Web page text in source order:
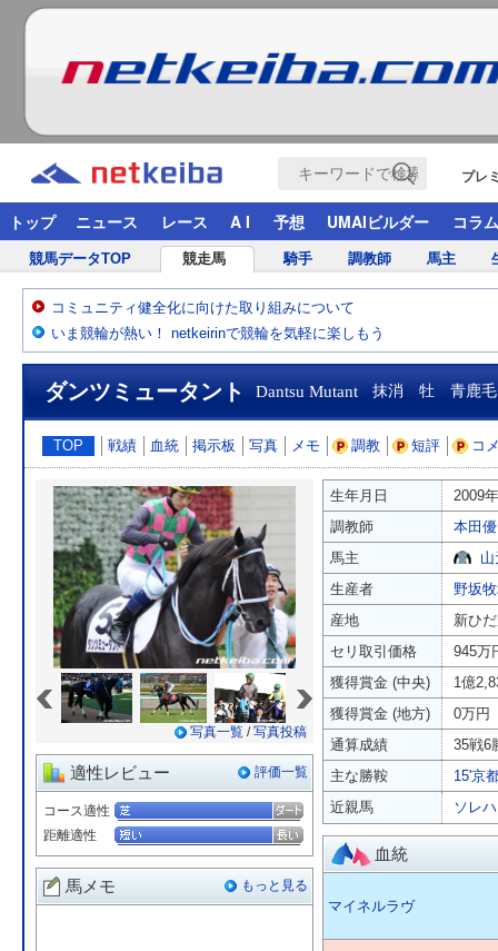
プレ
トップ ニュース レース A I 予想 UMAIビルダー コラム
競馬データTOP 競走馬 騎手 調教師 馬主
コミュニティ健全化に向けた取り組みについて
いま競輪が熱い！ netkeirinで競輪を気軽に楽しもう
ダンツミュータント Dantsu Mutant 抹消 牡 青鹿毛
TOP 戦績 血統 掲示板 写真 メモ 調教 短評 コ
写真一覧 /写真投稿
適性レビュー 評価一覧
コース適性
距離適性
馬メモ もっと見る
生年月日
2009
調教師
本田優
馬主
生産者
野坂
産地
新ひ
セリ取引価格
945万
獲得賞金 (中央)
1億
獲得賞金 (地方)
0万円
通算成績
35戦6
主な勝鞍
15'京
近親馬
ソレ
血統
マイネルラヴ